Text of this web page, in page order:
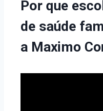
Por que
de saúde
a Maximo